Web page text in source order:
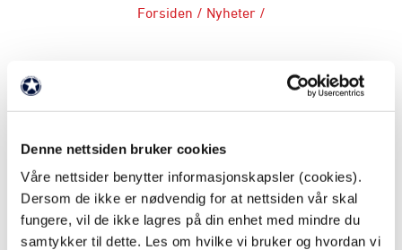
Denne nettsiden bruker cookies
Våre nettsider benytter informasjonskapsler (cookies).
Dersom de ikke er nødvendig for at nettsiden vår skal
fungere, vil de ikke lagres på din enhet med mindre du
samtykker til dette. Les om hvilke vi bruker og hvordan vi
Forsiden / Nyheter /